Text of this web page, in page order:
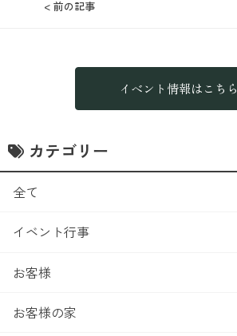
< 前の記事
イベント情報はこちら
カテゴリー
全て
イベント行事
お客様
お客様の家